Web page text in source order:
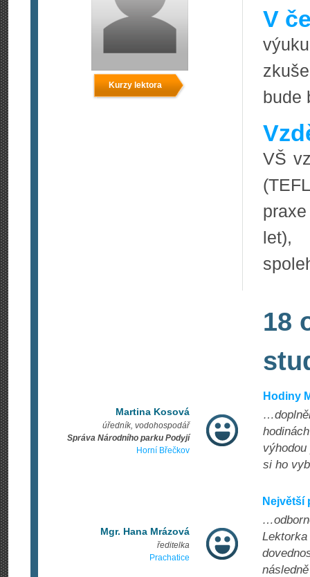
Kurzy lektora
V
bude
VŠ
let),
18
Martina Kosová
úředník, vodohospodář
Správa Národního parku Podyjí
Horní Břečkov
Hodiny
si ho
Mgr. Hana Mrázová
ředitelka
Prachatice